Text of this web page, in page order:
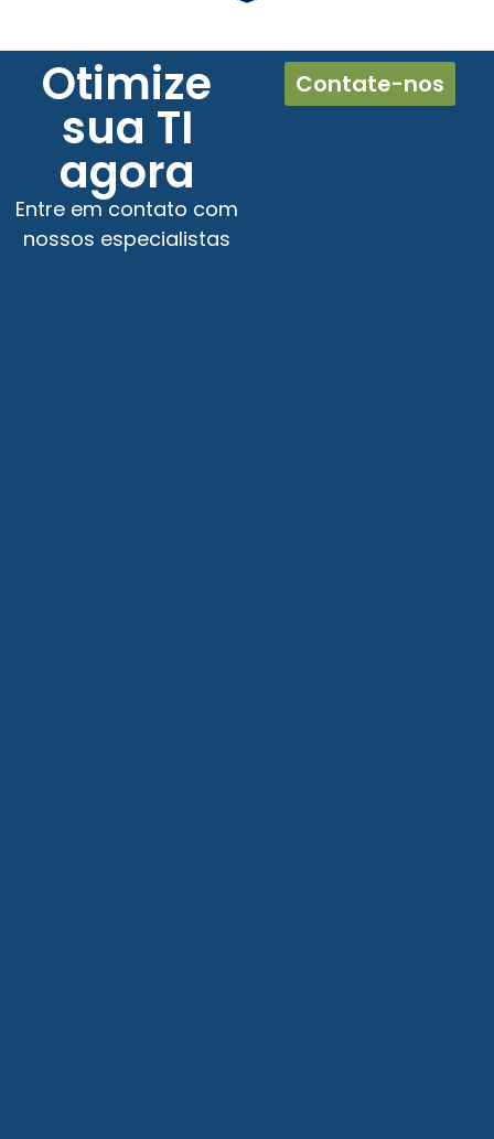
Otimize
sua TI
agora
Entre em contato com
nossos especialistas
Contate-nos